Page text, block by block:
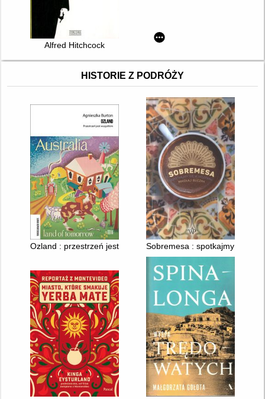
Alfred Hitchcock
HISTORIE Z PODRÓŻY
Ozland : przestrzeń jest wszystkimSobremesa : spotkajmy się w